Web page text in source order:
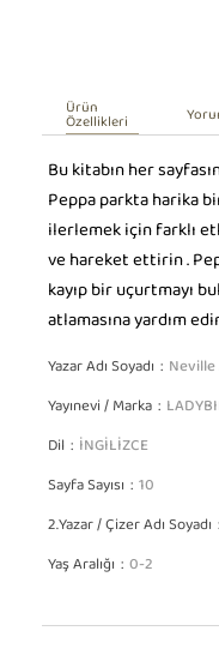
Ürün
Özellikleri
Bu kitabın her
Peppa parkta harika
ilerlemek için farklı
ve hareket ettirin .
kayıp bir uçurtmayı
atlamasına yardım
Yazar Adı Soyadı
Yayınevi / Marka
Dil İNGİLİZCE
Sayfa Sayısı 10
2.Yazar / Çizer Adı Soyadı
Yaş Aralığı 0-2